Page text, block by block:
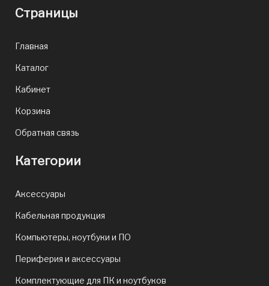
Страницы
Главная
Каталог
Кабинет
Корзина
Обратная связь
Категории
Аксессуары
Кабельная продукция
Компьютеры, ноутбуки и ПО
Периферия и аксессуары
Комплектующие для ПК и ноутбуков